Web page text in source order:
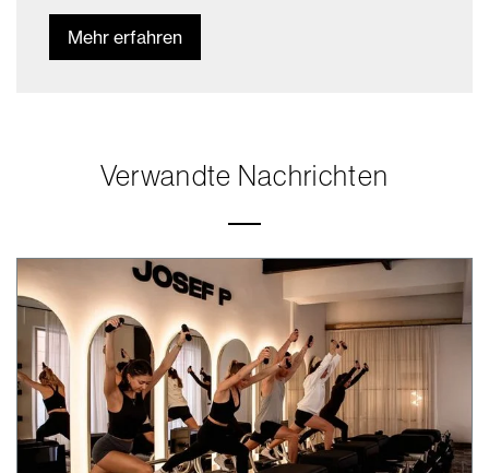
Mehr erfahren
Verwandte Nachrichten